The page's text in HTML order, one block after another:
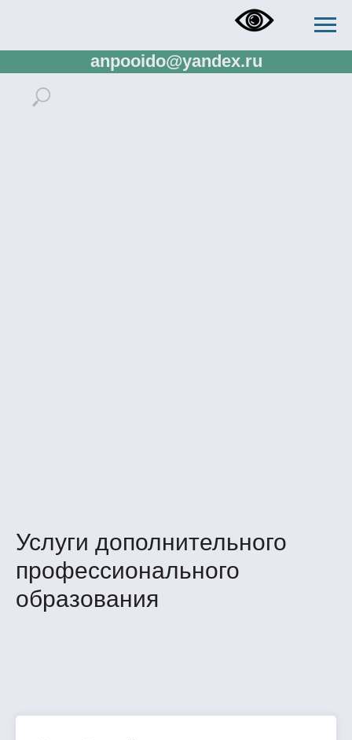
+73433832673, +73433288138,
+79321137807, rector.ido@gmail.com,
anpooido@yandex.ru
Услуги дополнительного
профессионального
образования